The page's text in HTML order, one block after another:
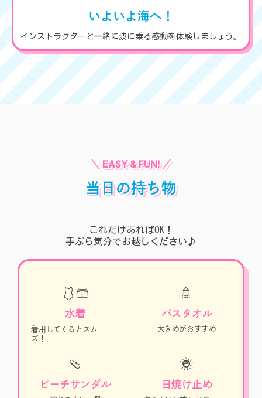
いよいよ海へ！
インストラクターと一緒に波に乗る感動を体験しましょう。
当日の持ち物
これだけあればOK！
手ぶら気分でお越しください♪
🩱🩳
水着
着用してくるとスムー
ズ！
🚿
バスタオル
大きめがおすすめ
🩴
ビーチサンダル
☀️
日焼け止め